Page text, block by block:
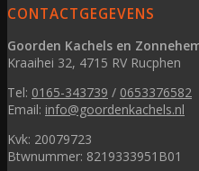
CONTACTGEGEVENS
Goorden Kachels en
Kraaihei 32, 4715 RV Rucphen
Tel: 0165-343739 / 0653376582
Email: info@goordenkachels.nl
Kvk: 20079723
Btwnummer: 8219333951B01